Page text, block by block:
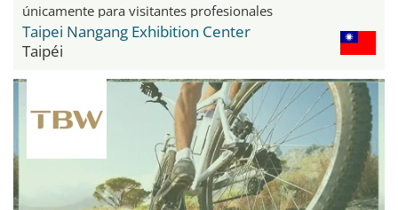
únicamente para visitantes profesionales
Taipei Nangang Exhibition Center
Taipéi